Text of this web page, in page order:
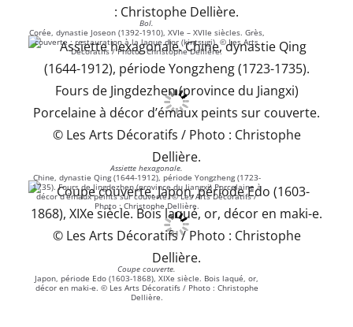
Bol.
Corée, dynastie Joseon (1392-1910), XVIe – XVIIe siècles. Grès,
couverte ; restauration à la laque d’or (kintsugi). © Les Arts
Décoratifs / Photo : Christophe Dellière.
Assiette hexagonale.
Chine, dynastie Qing (1644-1912), période Yongzheng (1723-
1735). Fours de Jingdezhen (province du Jiangxi) Porcelaine à
décor d’émaux peints sur couverte. © Les Arts Décoratifs /
Photo : Christophe Dellière.
Coupe couverte.
Japon, période Edo (1603-1868), XIXe siècle. Bois laqué, or,
décor en maki-e. © Les Arts Décoratifs / Photo : Christophe
Dellière.